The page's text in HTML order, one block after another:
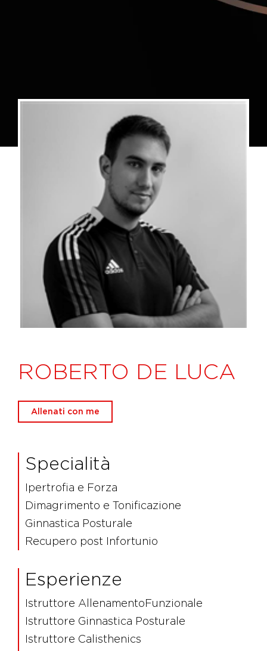
ROBERTO DE LUCA
Allenati con me
Specialità
Ipertrofia e Forza
Dimagrimento e Tonificazione
Ginnastica Posturale
Recupero post Infortunio
Esperienze
Istruttore AllenamentoFunzionale
Istruttore Ginnastica Posturale
Istruttore Calisthenics